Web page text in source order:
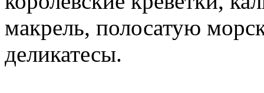
макрель, полосатую
деликатесы.